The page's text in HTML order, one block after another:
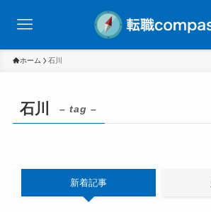
ホーム 石川
石川 – tag –
新着記事